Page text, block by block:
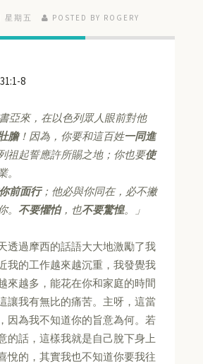
星期五 POSTED BY ROGERY
8
亞來，在以色列眾人眼前對他
膽！因為，你要和這百姓一同進
祖起誓應許所賜之地；你也要使
。
前面行；他必與你同在，必不撇
不要懼怕，也不要驚惶。」
透過摩西的話語大大地激勵了我
我的工作越來越沉重，我發覺我
來越多，能花在你和家庭的時間
讓我有無比的痛苦。主呀，這當
因為我不知道你的旨意為何。若
的話，這樣我就是自己脫下身上
悅的，其實我也不知道你要我往